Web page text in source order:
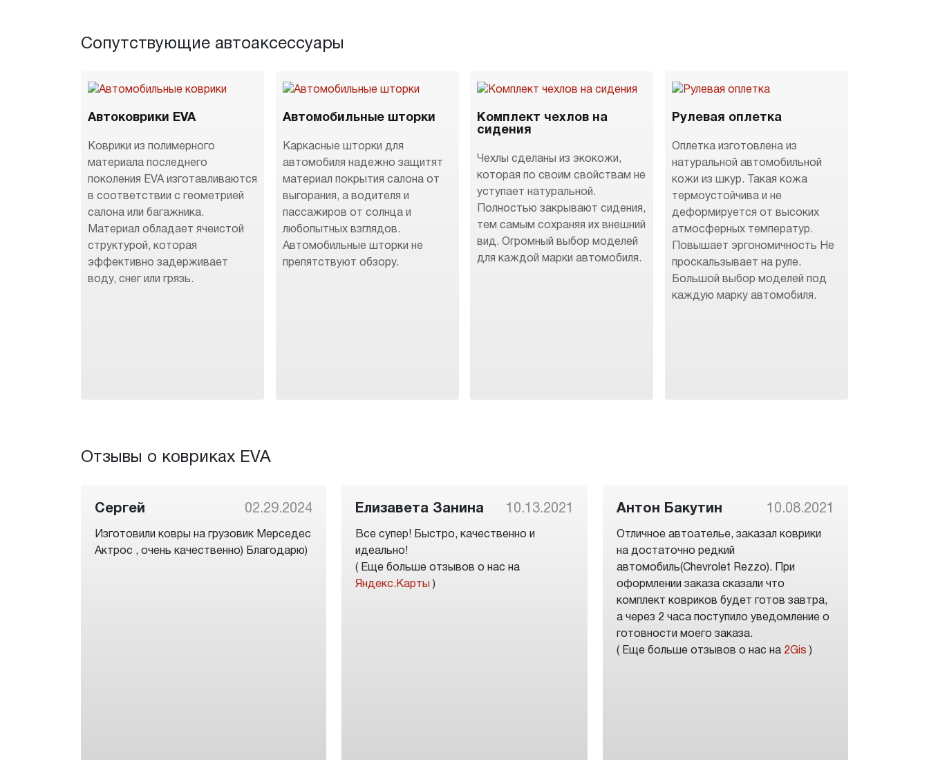
Сопутствующие автоаксессуары
Автоковрики EVA
Коврики из полимерного
материала последнего
поколения EVA изготавливаются
в соответствии с геометрией
салона или багажника.
Материал обладает ячеистой
структурой, которая
эффективно задерживает
воду, снег или грязь.
Автомобильные шторки
Каркасные шторки для
автомобиля надежно защитят
материал покрытия салона от
выгорания, а водителя и
пассажиров от солнца и
любопытных взглядов.
Автомобильные шторки не
препятствуют обзору.
Комплект чехлов на
сидения
Чехлы сделаны из экокожи,
которая по своим свойствам не
уступает натуральной.
Полностью закрывают сидения,
тем самым сохраняя их внешний
вид. Огромный выбор моделей
для каждой марки автомобиля.
Рулевая оплетка
Оплетка изготовлена из
натуральной автомобильной
кожи из шкур. Такая кожа
термоустойчива и не
деформируется от высоких
атмосферных температур.
Повышает эргономичность Не
проскальзывает на руле.
Большой выбор моделей под
каждую марку автомобиля.
Отзывы о ковриках EVA
Сергей 02.29.2024
Изготовили ковры на грузовик Мерседес
Актрос , очень качественно) Благодарю)
Елизавета Занина 10.13.2021
Все супер! Быстро, качественно и
идеально!
( Еще больше отзывов о нас на
Яндекс.Карты )
Антон Бакутин 10.08.2021
Отличное автоателье, заказал коврики
на достаточно редкий
автомобиль(Chevrolet Rezzo). При
оформлении заказа сказали что
комплект ковриков будет готов завтра,
а через 2 часа поступило уведомление о
готовности моего заказа.
( Еще больше отзывов о нас на 2Gis )